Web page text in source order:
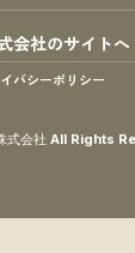
会社のサイトへ
バシーポリシー
式会社 All Rights